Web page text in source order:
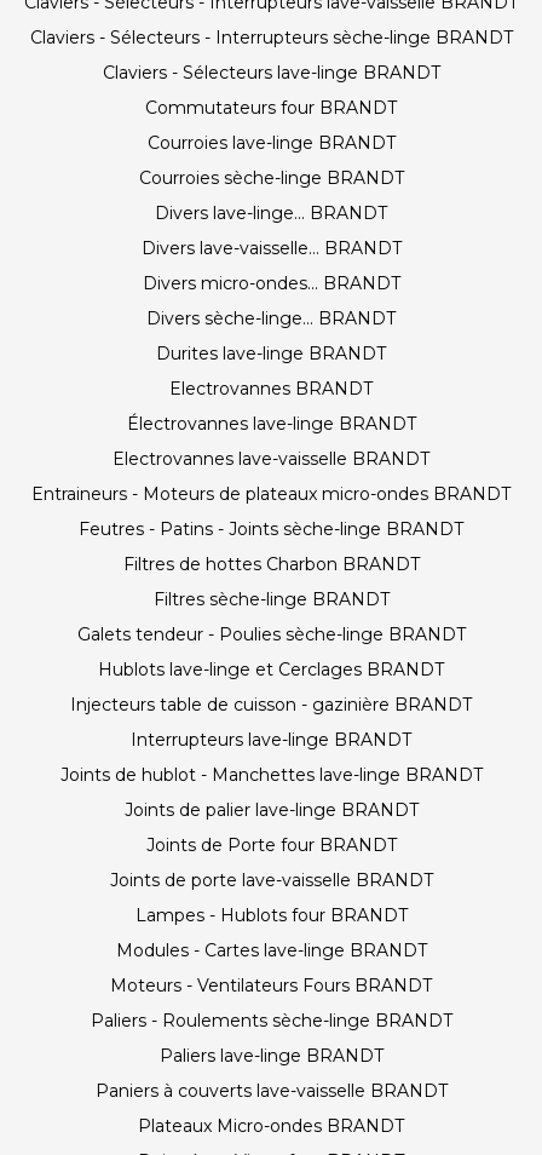
Claviers - Sélecteurs - Interrupteurs sèche-linge BRANDT
Claviers - Sélecteurs lave-linge BRANDT
Commutateurs four BRANDT
Courroies lave-linge BRANDT
Courroies sèche-linge BRANDT
Divers lave-linge... BRANDT
Divers lave-vaisselle... BRANDT
Divers micro-ondes... BRANDT
Divers sèche-linge... BRANDT
Durites lave-linge BRANDT
Electrovannes BRANDT
Électrovannes lave-linge BRANDT
Electrovannes lave-vaisselle BRANDT
Entraineurs - Moteurs de plateaux micro-ondes BRANDT
Feutres - Patins - Joints sèche-linge BRANDT
Filtres de hottes Charbon BRANDT
Filtres sèche-linge BRANDT
Galets tendeur - Poulies sèche-linge BRANDT
Hublots lave-linge et Cerclages BRANDT
Injecteurs table de cuisson - gazinière BRANDT
Interrupteurs lave-linge BRANDT
Joints de hublot - Manchettes lave-linge BRANDT
Joints de palier lave-linge BRANDT
Joints de Porte four BRANDT
Joints de porte lave-vaisselle BRANDT
Lampes - Hublots four BRANDT
Modules - Cartes lave-linge BRANDT
Moteurs - Ventilateurs Fours BRANDT
Paliers - Roulements sèche-linge BRANDT
Paliers lave-linge BRANDT
Paniers à couverts lave-vaisselle BRANDT
Plateaux Micro-ondes BRANDT